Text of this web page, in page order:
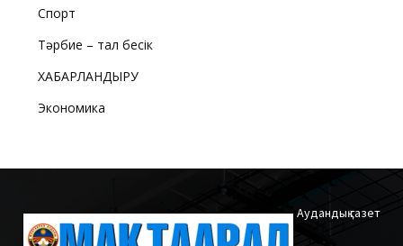
Спорт
Тәрбие – тал бесік
ХАБАРЛАНДЫРУ
Экономика
Аудандық газет